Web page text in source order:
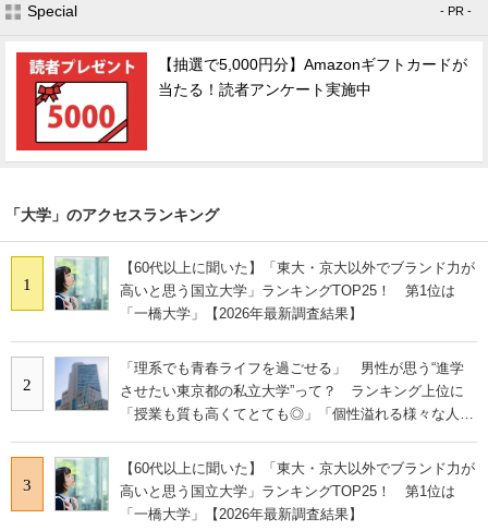
Special - PR -
【抽選で5,000円分】Amazonギフトカードが
当たる！読者アンケート実施中
「大学」のアクセスランキング
1
【60代以上に聞いた】「東大・京大以外でブランド力が
高いと思う国立大学」ランキングTOP25！ 第1位は
「一橋大学」【2026年最新調査結果】
2
「理系でも青春ライフを過ごせる」 男性が思う“進学
させたい東京都の私立大学”って？ ランキング上位に
「授業も質も高くてとても◎」「個性溢れる様々な人間
3
【60代以上に聞いた】「東大・京大以外でブランド力が
高いと思う国立大学」ランキングTOP25！ 第1位は
「一橋大学」【2026年最新調査結果】